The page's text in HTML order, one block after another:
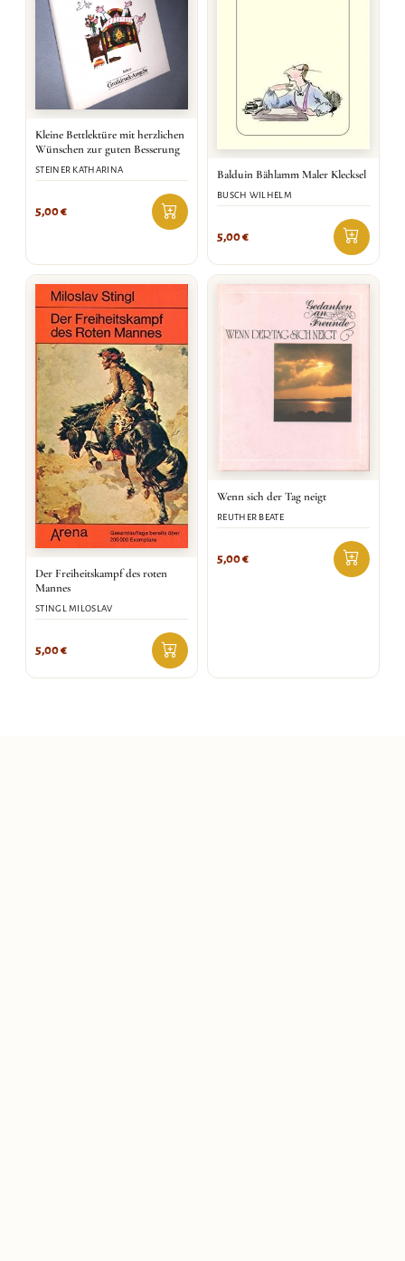
Kleine Bettlektüre mit herzlichen
Wünschen zur guten Besserung
STEINER KATHARINA
5,00€
Balduin Bählamm Maler Klecksel
BUSCH WILHELM
5,00€
Der Freiheitskampf des roten
Mannes
STINGL MILOSLAV
5,00€
Wenn sich der Tag neigt
REUTHER BEATE
5,00€